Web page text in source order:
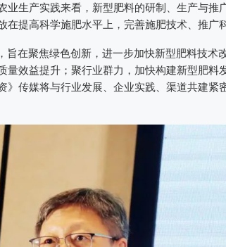
业生产实践来看，新型肥料的研制、生产与推
提高科学施肥水平上，完善施肥技术、推广
旨在聚焦绿色创新，进一步加快新型肥料技术
量效益提升；聚行业群力，加快构建新型肥料
》传媒将与行业发展、企业实践、渠道共建紧